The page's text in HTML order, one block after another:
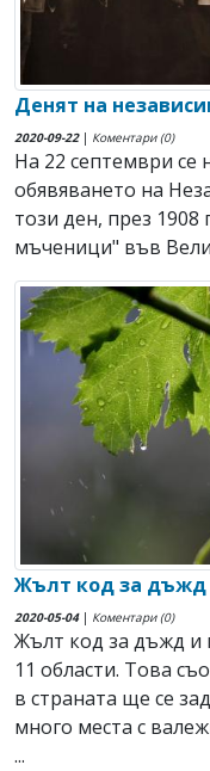
Денят на
2020-09-22| Коментари (0)
На 22 септември се
обявяването на
този ден, през 1908
мъченици" във
Жълт код за дъжд
2020-05-04| Коментари (0)
Жълт код за дъжд и
11 области. Това
в страната ще се
много места с
...